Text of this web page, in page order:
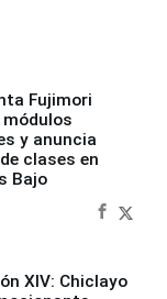
Fujimori
y anuncia
clases en
Bajo
XIV: Chiclayo